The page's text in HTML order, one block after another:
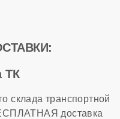
ТК
склада транспортной
доставка